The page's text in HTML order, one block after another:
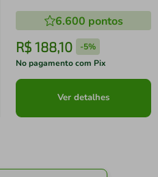
6.600 pontos
R$ 188,10 -5%
No pagamento com Pix
Ver detalhes